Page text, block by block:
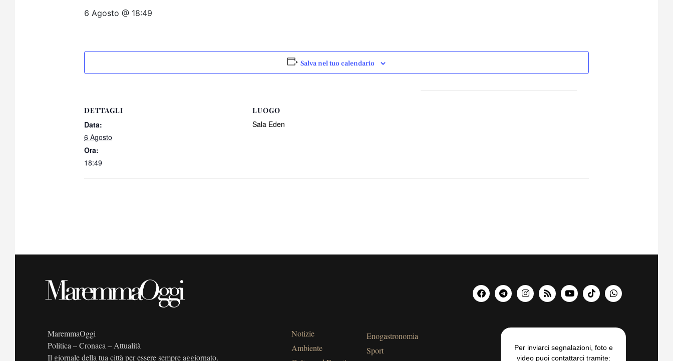
6 Agosto @ 18:49
Salva nel tuo calendario
DETTAGLI
Data:
6 Agosto
Ora:
18:49
LUOGO
Sala Eden
MaremmaOggi
Politica – Cronaca – Attualità
Il giornale della tua città per essere sempre aggiornato.
Notizie
Ambiente
Enogastronomia
Sport
Per inviarci segnalazioni, foto e
video puoi contattarci tramite: